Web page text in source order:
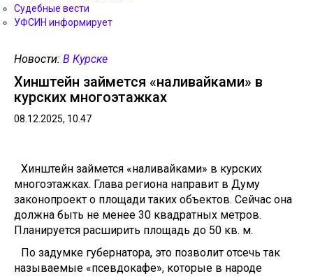
Судебные вести
УФСИН информирует
Новости: В Курске
Хинштейн займется «наливайками» в
курских многоэтажках
08.12.2025, 10.47
Хинштейн займется «наливайками» в курских
многоэтажках. Глава региона направит в Думу
законопроект о площади таких объектов. Сейчас она
должна быть не менее 30 квадратных метров.
Планируется расширить площадь до 50 кв. м.
По задумке губернатора, это позволит отсечь так
называемые «псевдокафе», которые в народе